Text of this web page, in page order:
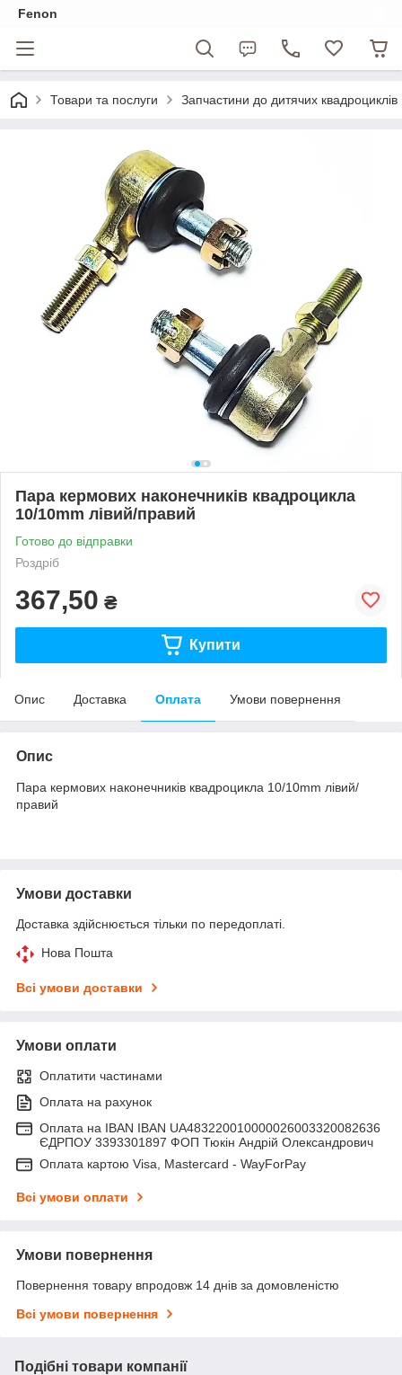
Fenon
Товари та послуги Запчастини до дитячих квадроциклів
Пара кермових наконечників квадроцикла
10/10mm лівий/правий
Готово до відправки
Роздріб
367,50 ₴
Купити
Опис Доставка Оплата Умови повернення
Опис
Пара кермових наконечників квадроцикла 10/10mm лівий/
правий
Умови доставки
Доставка здійснюється тільки по передоплаті.
Нова Пошта
Всі умови доставки
Умови оплати
Оплатити частинами
Оплата на рахунок
Оплата на IBAN IBAN UA483220010000026003320082636
ЄДРПОУ 3393301897 ФОП Тюкін Андрій Олександрович
Оплата картою Visa, Mastercard - WayForPay
Всі умови оплати
Умови повернення
Повернення товару впродовж 14 днів за домовленістю
Всі умови повернення
Подібні товари компанії